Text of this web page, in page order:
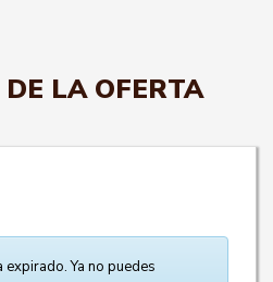
LA OFERTA
Ya no puedes